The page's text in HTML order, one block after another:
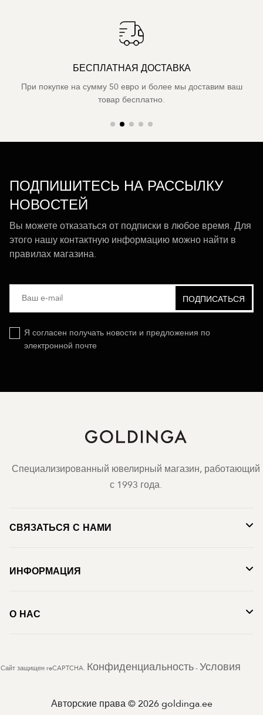
БЕСПЛАТНАЯ ДОСТАВКА
При покупке на сумму 50 евро и более мы доставим ваш
товар бесплатно.
ПОДПИШИТЕСЬ НА РАССЫЛКУ
НОВОСТЕЙ
Вы можете отказаться от подписки в любое время. Для
этого нашу контактную информацию можно найти в
правилах магазина.
Я согласен получать новости и предложения по
электронной почте
Специализированный ювелирный магазин, работающий
с 1993 года.
СВЯЗАТЬСЯ С НАМИ
ИНФОРМАЦИЯ
О НАС
Сайт защищен reCAPTCHA. Конфиденциальность - Условия
Авторские права © 2026 goldinga.ee